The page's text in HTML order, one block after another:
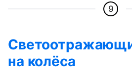
9
на колёса